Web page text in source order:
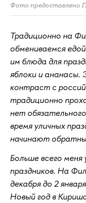
Фото предоставлено
Традиционно на
обмениваемся
им блюда для
яблоки и ананасы.
контраст с
традиционно
нет
время уличных
начинают
Больше всего
праздников. На
декабря до 2
Новый год в